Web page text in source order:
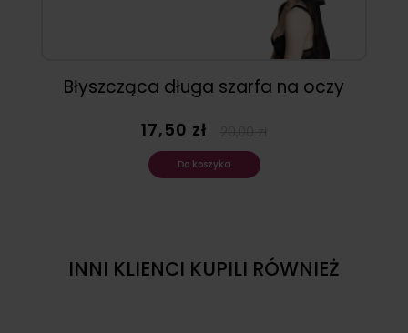
Błyszcząca długa szarfa na oczy
17,50 zł
Do koszyka
INNI KLIENCI KUPILI RÓWNIEŻ